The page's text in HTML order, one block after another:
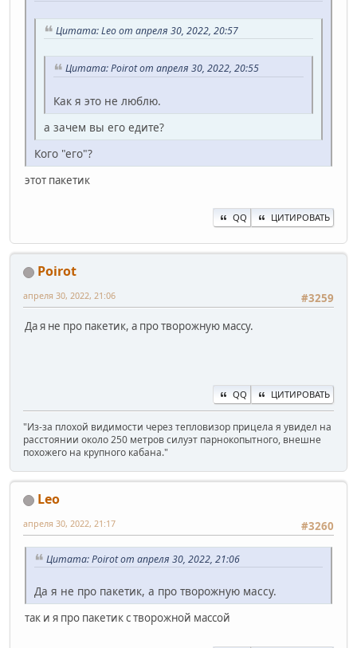
Цитата: Leo от апреля 30, 2022, 20:57
Цитата: Poirot от апреля 30, 2022, 20:55
Как я это не люблю.
а зачем вы его едите?
Кого "его"?
этот пакетик
QQ ЦИТИРОВАТЬ
Poirot
#3259
апреля 30, 2022, 21:06
Да я не про пакетик, а про творожную массу.
QQ ЦИТИРОВАТЬ
"Из-за плохой видимости через тепловизор прицела я увидел на
расстоянии около 250 метров силуэт парнокопытного, внешне
похожего на крупного кабана."
Leo
#3260
апреля 30, 2022, 21:17
Цитата: Poirot от апреля 30, 2022, 21:06
Да я не про пакетик, а про творожную массу.
так и я про пакетик с творожной массой